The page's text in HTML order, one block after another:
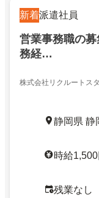
新着派遣社員
営業事務職の
務経…
株式会社リクルートス
静岡県 静
時給1,500
残業なし